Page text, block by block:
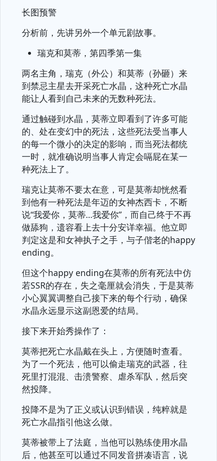
长图预警
分析前，先讲另外一个单元剧故事。
瑞克和莫蒂，第四季第一集
两名主角，瑞克（外公）和莫蒂（孙砸）来
到禁忌主星去开采死亡水晶，这种死亡水晶
能让人看到自己未来的无数种死法。
通过触碰到水晶，莫蒂立即看到了许多可能
的、处在变幻中的死法，这些死法受当事人
的每一个微小的决定的影响，而当死法都统
一时，就准确说明当事人肯定会嗝屁在某一
种死法上了。
瑞克让莫蒂不要太在意，可是莫蒂却恍然看
到他有一种死法是年迈的女神杰西卡，不断
说“我爱你，莫蒂…我爱你”，而自己终于不再
做舔狗，遗容看上去十分安详幸福。他立即
判定这是和女神执子之手，与子偕老的happy
ending。
但这个happy ending在莫蒂的所有死法中仿
若SSR的存在，失之毫厘就会消失，于是莫蒂
小心翼翼调整自己接下来的每个行动，确保
水晶永远显示这副恩爱的结局。
接下来开始秀操作了：
莫蒂把死亡水晶戴在头上，方便随时查看。
为了一个死法，他可以偷走瑞克的武器，往
死里打混混、击溃警察、虐杀军队，然后突
然投降。
投降不是为了正义或认识到错误，纯粹就是
死亡水晶指引他这么做。
莫蒂被带上了法庭，当他可以熟练使用水晶
后，他甚至可以通过不同发音拼凑语言，说